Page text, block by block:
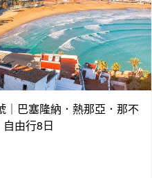
｜巴塞隆納．熱那亞．那不
由行8日